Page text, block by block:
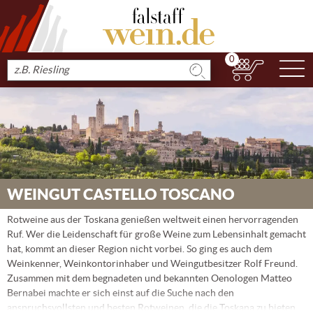
Produkt
suchen
0
WEINGUT CASTELLO TOSCANO
Rotweine aus der Toskana genießen weltweit einen hervorragenden
Ruf. Wer die Leidenschaft für große Weine zum Lebensinhalt gemacht
hat, kommt an dieser Region nicht vorbei. So ging es auch dem
Weinkenner, Weinkontorinhaber und Weingutbesitzer Rolf Freund.
Zusammen mit dem begnadeten und bekannten Oenologen Matteo
Bernabei machte er sich einst auf die Suche nach den
anspruchsvollsten und besten Rotweinen, die die Toskana zu bieten